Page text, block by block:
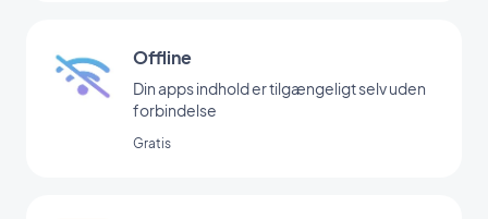
Offline
Din apps indhold er tilgængeligt selv uden
forbindelse
Gratis